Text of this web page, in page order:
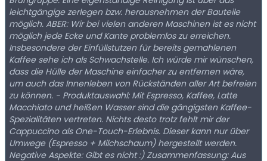
leichtgängige zerlegen bzw. herausnehmen der Bauteile
möglich. ABER: Wir bei vielen anderen Maschinen ist es nicht
möglich jede Ecke und Kante problemlos zu erreichen.
Insbesondere der Einfüllstutzen für bereits gemahlenen
Kaffee sehe ich als Schwachstelle. Ich würde mir wünschen,
dass die Hülle der Maschine einfacher zu entfernen wäre,
um auch das Innenleben von Rückständen aller Art befreien
zu können. - Produktauswahl: Mit Espresso, Kaffee, Latte
Macchiato und heißen Wasser sind die gängigsten Kaffee-
Spezialitäten vertreten. Nichts desto trotz fehlt mir der
Cappuccino als One-Touch-Erlebnis. Dieser kann nur über
Umwege (Espresso + Milchschaum) hergestellt werden.
Negative Aspekte: Gibt es nicht :) Zusammenfassung: Aus